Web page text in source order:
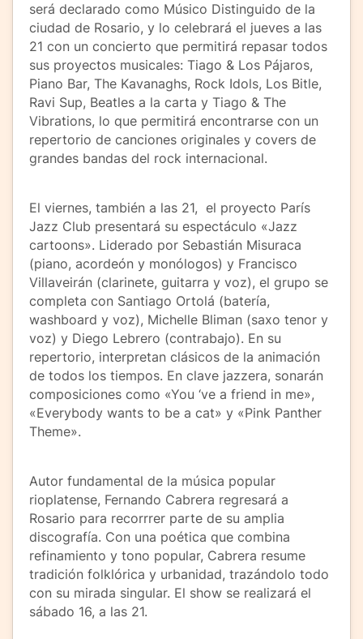
será declarado como Músico Distinguido de la
ciudad de Rosario, y lo celebrará el jueves a las
21 con un concierto que permitirá repasar todos
sus proyectos musicales: Tiago & Los Pájaros,
Piano Bar, The Kavanaghs, Rock Idols, Los Bitle,
Ravi Sup, Beatles a la carta y Tiago & The
Vibrations, lo que permitirá encontrarse con un
repertorio de canciones originales y covers de
grandes bandas del rock internacional.
El viernes, también a las 21, el proyecto París
Jazz Club presentará su espectáculo «Jazz
cartoons». Liderado por Sebastián Misuraca
(piano, acordeón y monólogos) y Francisco
Villaveirán (clarinete, guitarra y voz), el grupo se
completa con Santiago Ortolá (batería,
washboard y voz), Michelle Bliman (saxo tenor y
voz) y Diego Lebrero (contrabajo). En su
repertorio, interpretan clásicos de la animación
de todos los tiempos. En clave jazzera, sonarán
composiciones como «You ‘ve a friend in me»,
«Everybody wants to be a cat» y «Pink Panther
Theme».
Autor fundamental de la música popular
rioplatense, Fernando Cabrera regresará a
Rosario para recorrrer parte de su amplia
discografía. Con una poética que combina
refinamiento y tono popular, Cabrera resume
tradición folklórica y urbanidad, trazándolo todo
con su mirada singular. El show se realizará el
sábado 16, a las 21.